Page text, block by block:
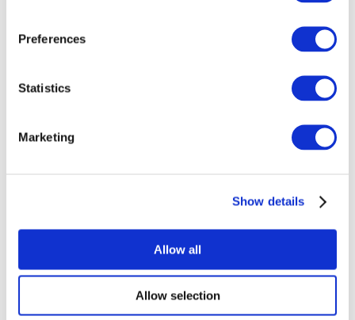
Preferences
Statistics
Marketing
Show details
Allow all
Allow selection
Ohne Subgenre
Anwenden